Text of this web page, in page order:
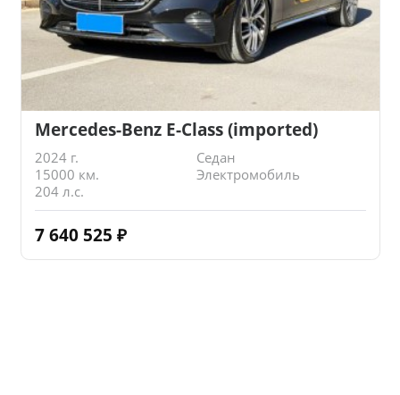
Mercedes-Benz E-Class (imported)
2024 г.
Седан
15000 км.
Электромобиль
204 л.с.
7 640 525 ₽